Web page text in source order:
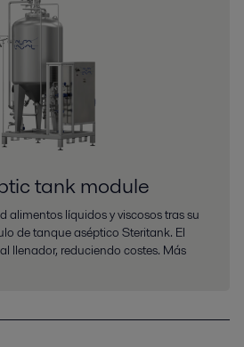
tank module
alimentos líquidos y viscosos tras su
de tanque aséptico Steritank. El
llenador, reduciendo costes. Más